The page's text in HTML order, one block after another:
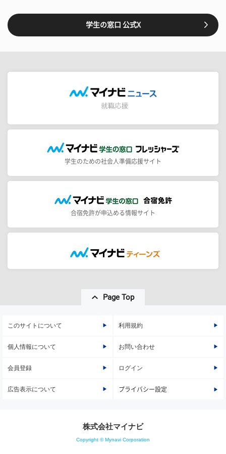
学生の窓口 公式X
学生のための社会人準備応援サイト
合宿免許が申込める情報サイト
Page Top
このサイトについて 利用規約
個人情報について お問い合わせ
会員登録 ログイン
広告表示について プライバシー設定
株式会社マイナビ
Copyright © Mynavi Corporation